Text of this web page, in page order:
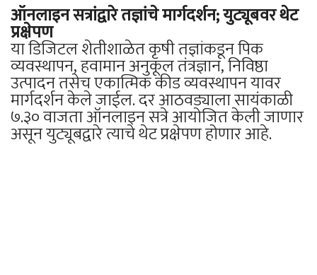
ऑनलाइन सत्रांद्वारे तज्ञांचे मार्गदर्शन; युट्यूबवर थेट
प्रक्षेपण
या डिजिटल शेतीशाळेत कृषी तज्ञांकडून पिक
व्यवस्थापन, हवामान अनुकूल तंत्रज्ञान, निविष्ठा
उत्पादन तसेच एकात्मिक कीड व्यवस्थापन यावर
मार्गदर्शन केले जाईल. दर आठवड्याला सायंकाळी
७.३० वाजता ऑनलाइन सत्रे आयोजित केली जाणार
असून युट्यूबद्वारे त्याचे थेट प्रक्षेपण होणार आहे.